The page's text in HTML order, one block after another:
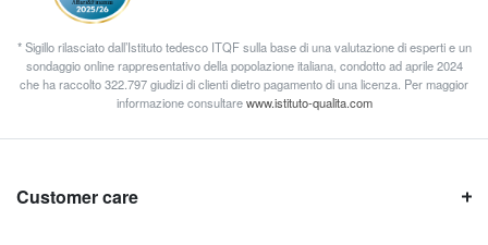
* Sigillo rilasciato dall’Istituto tedesco ITQF sulla base di una valutazione di esperti e un
sondaggio online rappresentativo della popolazione italiana, condotto ad aprile 2024
che ha raccolto 322.797 giudizi di clienti dietro pagamento di una licenza. Per maggior
informazione consultarewww.istituto-qualita.com
Customer care